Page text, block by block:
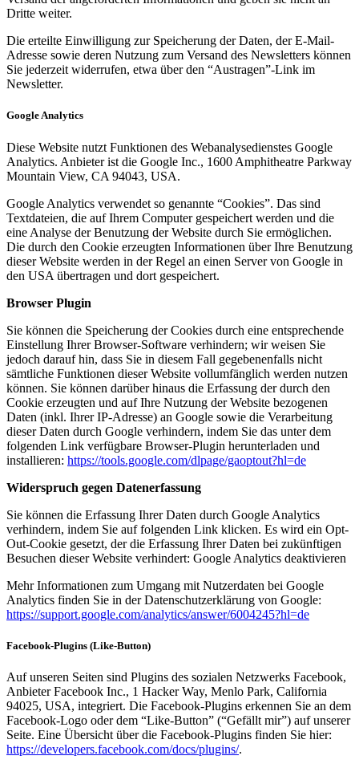
Dritte weiter.
Die erteilte Einwilligung zur Speicherung der Daten, der E-Mail-
Adresse sowie deren Nutzung zum Versand des Newsletters können
Sie jederzeit widerrufen, etwa über den “Austragen”-Link im
Newsletter.
Google Analytics
Diese Website nutzt Funktionen des Webanalysedienstes Google
Analytics. Anbieter ist die Google Inc., 1600 Amphitheatre Parkway
Mountain View, CA 94043, USA.
Google Analytics verwendet so genannte “Cookies”. Das sind
Textdateien, die auf Ihrem Computer gespeichert werden und die
eine Analyse der Benutzung der Website durch Sie ermöglichen.
Die durch den Cookie erzeugten Informationen über Ihre Benutzung
dieser Website werden in der Regel an einen Server von Google in
den USA übertragen und dort gespeichert.
Browser Plugin
Sie können die Speicherung der Cookies durch eine entsprechende
Einstellung Ihrer Browser-Software verhindern; wir weisen Sie
jedoch darauf hin, dass Sie in diesem Fall gegebenenfalls nicht
sämtliche Funktionen dieser Website vollumfänglich werden nutzen
können. Sie können darüber hinaus die Erfassung der durch den
Cookie erzeugten und auf Ihre Nutzung der Website bezogenen
Daten (inkl. Ihrer IP-Adresse) an Google sowie die Verarbeitung
dieser Daten durch Google verhindern, indem Sie das unter dem
folgenden Link verfügbare Browser-Plugin herunterladen und
installieren: https://tools.google.com/dlpage/gaoptout?hl=de
Widerspruch gegen Datenerfassung
Sie können die Erfassung Ihrer Daten durch Google Analytics
verhindern, indem Sie auf folgenden Link klicken. Es wird ein Opt-
Out-Cookie gesetzt, der die Erfassung Ihrer Daten bei zukünftigen
Besuchen dieser Website verhindert: Google Analytics deaktivieren
Mehr Informationen zum Umgang mit Nutzerdaten bei Google
Analytics finden Sie in der Datenschutzerklärung von Google:
https://support.google.com/analytics/answer/6004245?hl=de
Facebook-Plugins (Like-Button)
Auf unseren Seiten sind Plugins des sozialen Netzwerks Facebook,
Anbieter Facebook Inc., 1 Hacker Way, Menlo Park, California
94025, USA, integriert. Die Facebook-Plugins erkennen Sie an dem
Facebook-Logo oder dem “Like-Button” (“Gefällt mir”) auf unserer
Seite. Eine Übersicht über die Facebook-Plugins finden Sie hier:
https://developers.facebook.com/docs/plugins/.